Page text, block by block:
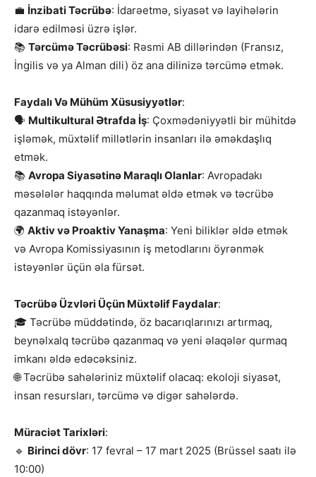
💼 İnzibati Təcrübə: İdarəetmə, siyasət və layihələrin
idarə edilməsi üzrə işlər.
📚 Tərcümə Təcrübəsi: Rəsmi AB dillərindən (Fransız,
İngilis və ya Alman dili) öz ana dilinizə tərcümə etmək.
Faydalı Və Mühüm Xüsusiyyətlər:
🗣️ Multikultural Ətrafda İş: Çoxmədəniyyətli bir mühitdə
işləmək, müxtəlif millətlərin insanları ilə əməkdaşlıq
etmək.
📚 Avropa Siyasətinə Maraqlı Olanlar: Avropadakı
məsələlər haqqında məlumat əldə etmək və təcrübə
qazanmaq istəyənlər.
🌍 Aktiv və Proaktiv Yanaşma: Yeni biliklər əldə etmək
və Avropa Komissiyasının iş metodlarını öyrənmək
istəyənlər üçün əla fürsət.
Təcrübə Üzvləri Üçün Müxtəlif Faydalar:
🎓 Təcrübə müddətində, öz bacarıqlarınızı artırmaq,
beynəlxalq təcrübə qazanmaq və yeni əlaqələr qurmaq
imkanı əldə edəcəksiniz.
🌐 Təcrübə sahələriniz müxtəlif olacaq: ekoloji siyasət,
insan resursları, tərcümə və digər sahələrdə.
Müraciət Tarixləri:
🔹 Birinci dövr: 17 fevral – 17 mart 2025 (Brüssel saatı ilə
10:00)